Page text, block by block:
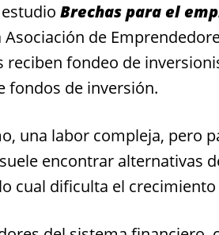
Brechas para el
de
fondeo de
fondos de inversión.
una labor compleja, pero
encontrar alternativas
cual dificulta el crecimiento